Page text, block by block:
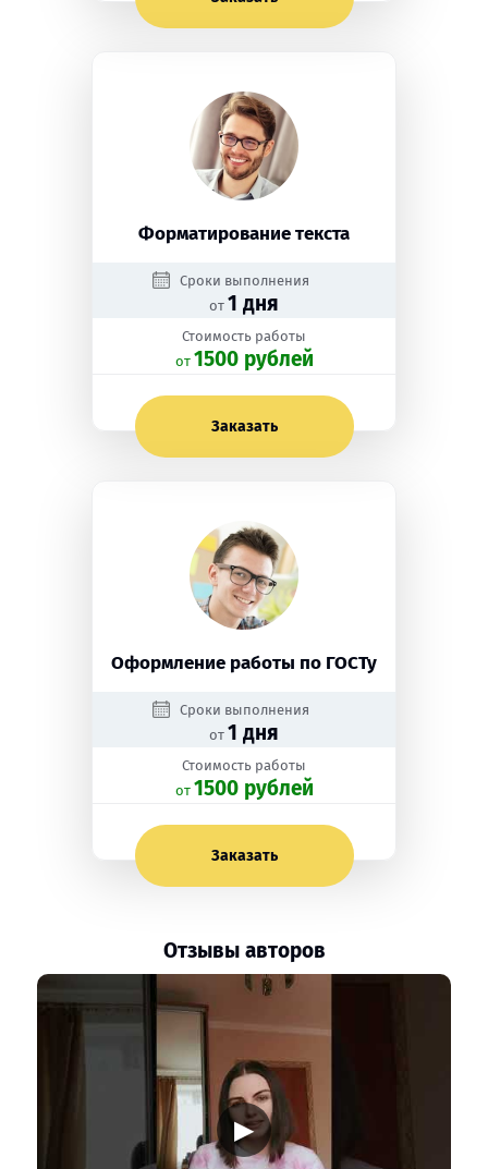
Форматирование текста
Сроки выполнения
от 1 дня
Стоимость работы
oт 1500 рублей
Заказать
Оформление работы по ГОСТу
Сроки выполнения
от 1 дня
Стоимость работы
oт 1500 рублей
Заказать
Отзывы авторов
▶